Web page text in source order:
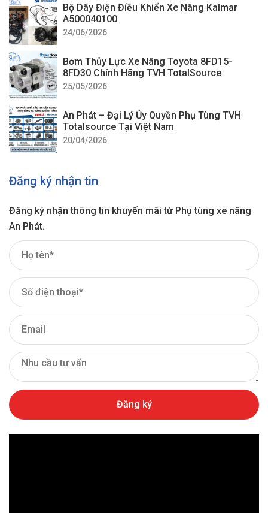
Bộ Dây Điện Điều Khiển Xe Nâng Kalmar
A500040100
24/06/2026
Bơm Thủy Lực Xe Nâng Toyota 8FD15-
8FD30 Chính Hãng TVH TotalSource
25/05/2026
An Phát – Đại Lý Ủy Quyền Phụ Tùng TVH
Totalsource Tại Việt Nam
20/04/2026
Đăng ký nhận tin
Đăng ký nhận thông tin khuyến mãi từ Phụ tùng xe nâng
An Phát.